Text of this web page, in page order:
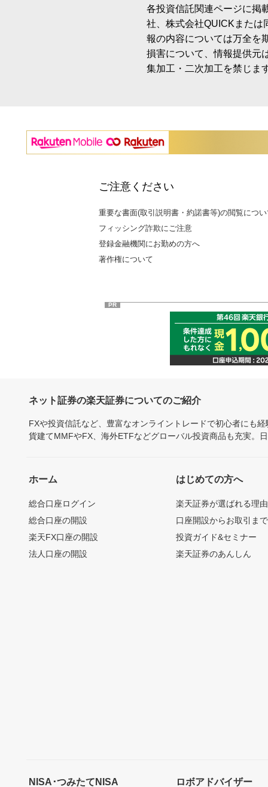
各投資信託関連ページに掲
社、株式会社QUICKまたは
報の内容については万全を
損害について、情報提供元
集加工・二次加工を禁じま
ご注意ください
重要な書面(取引説明書・約諾書等)の閲覧につ
フィッシング詐欺にご注意
登録金融機関にお勤めの方へ
著作権について
PR
ネット証券の楽天証券についてのご紹介
FXや投資信託など、豊富なオンライントレードで初心者にも
貨建てMMFやFX、海外ETFなどグローバル投資商品も充実。
ホーム
総合口座ログイン
総合口座の開設
楽天FX口座の開設
法人口座の開設
はじめての方へ
楽天証券が選ばれる理由
口座開設からお取引ま
投資ガイド&セミナー
楽天証券のあんしん
NISA･つみたてNISA ロボアドバイザー